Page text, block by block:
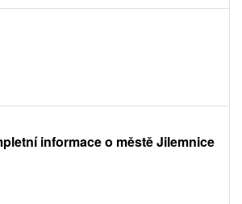
informace o městě Jilemnice